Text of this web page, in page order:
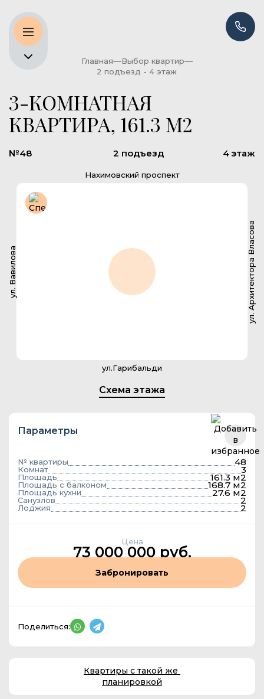
Главная
Выбор квартир
2 подъезд - 4 этаж
3-КОМНАТНАЯ
КВАРТИРА, 161.3 М2
№48 2 подъезд 4 этаж
Квартиры с такой же
планировкой
ул. Вавилова
Нахимовский проспект
ул.Гарибальди
ул. Архитектора Власова
Схема этажа
Параметры
№ квартиры 48
Комнат 3
Площадь 161.3 м2
Площадь с балконом 168.7 м2
Площадь кухни 27.6 м2
Санузлов 2
Лоджия 2
Цена
73 000 000 руб.
Забронировать
Поделиться: